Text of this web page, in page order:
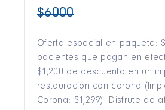
$6000
Oferta especial en paquete:
pacientes que pagan en
$1,200 de descuento en un
restauración con corona
Corona: $1,299). Disfrute de